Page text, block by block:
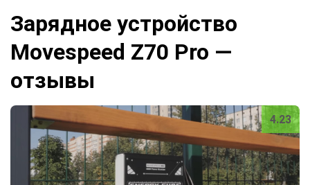
Зарядное устройство
Movespeed Z70 Pro —
отзывы
4.23